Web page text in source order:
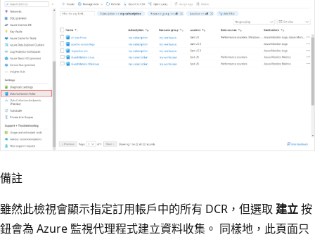
備註
雖然此檢視會顯示指定訂用帳戶中的所有 DCR，但選取 建立按
鈕會為 Azure 監視代理程式建立資料收集。 同樣地，此頁面只